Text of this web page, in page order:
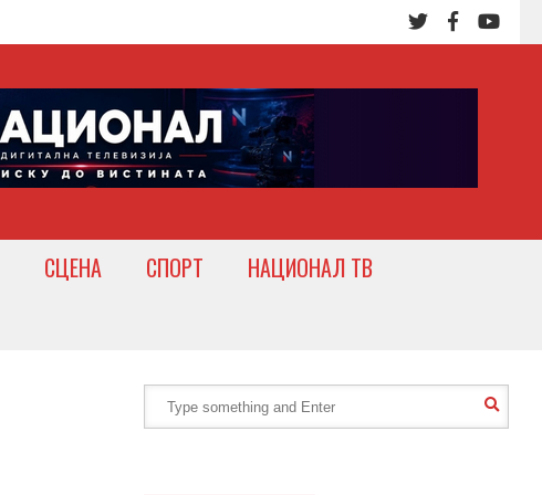
СЦЕНА СПОРТ
НАЦИОНАЛ ТВ